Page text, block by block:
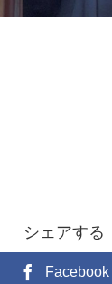
シェアする
Facebook